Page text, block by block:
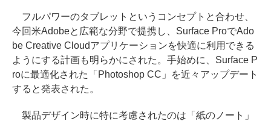
フルパワーのタブレットというコンセプトと合わせ、
今回米Adobeと広範な分野で提携し、Surface ProでAdo
be Creative Cloudアプリケーションを快適に利用できる
ようにする計画も明らかにされた。手始めに、Surface P
roに最適化された「Photoshop CC」を近々アップデート
すると発表された。
製品デザイン時に特に考慮されたのは「紙のノート」